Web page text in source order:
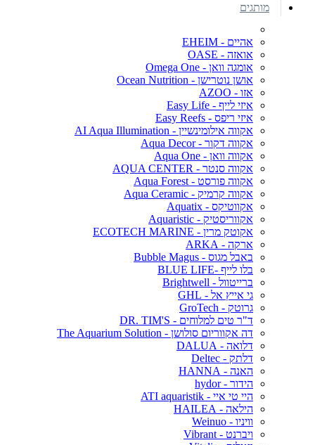
מותגים
אהיים - EHEIM
אואזה - OASE
אומגה וואן - Omega One
אושן נוטרישן - Ocean Nutrition
אזו - AZOO
איזי לייף - Easy Life
איזי ריפס - Easy Reefs
אקווה אילומינשיין - AI Aqua Illumination
אקווה דקור - Aqua Decor
אקווה וואן - Aqua One
אקווה סנטר - AQUA CENTER
אקווה פורסט - Aqua Forest
אקווה קרמיק - Aqua Ceramic
אקווטיקס - Aquatix
אקווריסטיק - Aquaristic
אקוטק מרין - ECOTECH MARINE
ארקה - ARKA
באבל מגוס - Bubble Magus
בלו לייף -BLUE LIFE
ברייטוול - Brightwell
גי אייץ אל - GHL
גרוטק - GroTech
ד"ר טים למלוחים - DR. TIM'S
דה אקווריום סולושן - The Aquarium Solution
דלואה - DALUA
דלתק - Deltec
האנה - HANNA
הידור - hydor
היי טי איי - ATI aquaristik
הילאה - HAILEA
וויניו - Weinuo
ויברנט - Vibrant